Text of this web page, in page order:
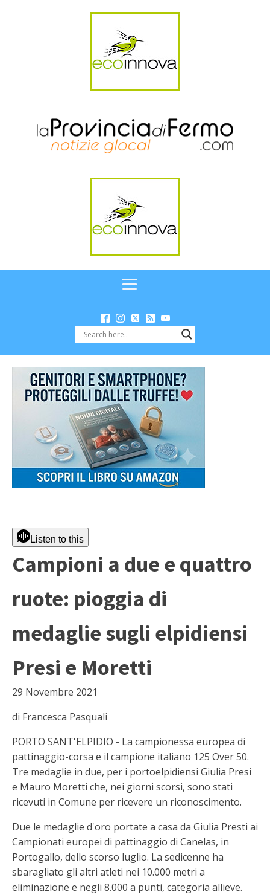
Listen to this
Campioni a due e quattro
ruote: pioggia di
medaglie sugli elpidiensi
Presi e Moretti
29 Novembre 2021
di Francesca Pasquali
PORTO SANT'ELPIDIO - La campionessa europea di
pattinaggio-corsa e il campione italiano 125 Over 50.
Tre medaglie in due, per i portoelpidiensi Giulia Presi
e Mauro Moretti che, nei giorni scorsi, sono stati
ricevuti in Comune per ricevere un riconoscimento.
Due le medaglie d'oro portate a casa da Giulia Presti ai
Campionati europei di pattinaggio di Canelas, in
Portogallo, dello scorso luglio. La sedicenne ha
sbaragliato gli altri atleti nei 10.000 metri a
eliminazione e negli 8.000 a punti, categoria allieve.